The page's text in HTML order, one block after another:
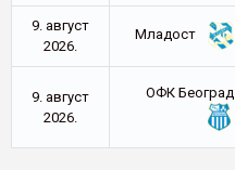
9. август
2026.
Младост
9. август
2026.
ОФК Београд